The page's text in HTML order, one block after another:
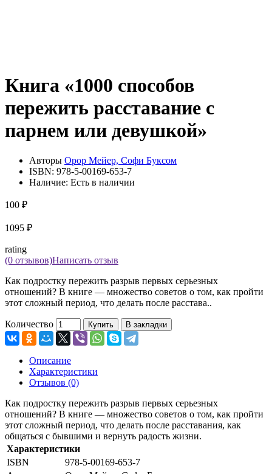
Книга «1000 способов
пережить расставание с
парнем или девушкой»
Авторы Орор Мейер, Софи Буксом
ISBN: 978-5-00169-653-7
Наличие: Есть в наличии
100 ₽
1095 ₽
rating
(0 отзывов)Написать отзыв
Как подростку пережить разрыв первых серьезных
отношений? В книге — множество советов о том, как пройти
этот сложный период, что делать после расстава..
Количество Купить В закладки
Описание
Характеристики
Отзывов (0)
Как подростку пережить разрыв первых серьезных
отношений? В книге — множество советов о том, как пройти
этот сложный период, что делать после расставания, как
общаться с бывшими и вернуть радость жизни.
Характеристики
ISBN
978-5-00169-653-7